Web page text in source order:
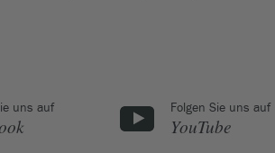
uns auf Folgen Sie uns auf
YouTube